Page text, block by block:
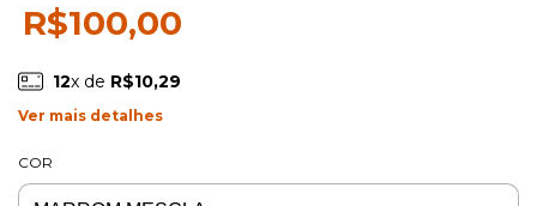
R$100,00
12x de R$10,29
Ver mais detalhes
COR